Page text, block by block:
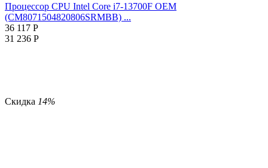
Процессор CPU Intel Core i7-13700F OEM
(CM8071504820806SRMBB) ...
36 117 Р
31 236 Р
Скидка 14%